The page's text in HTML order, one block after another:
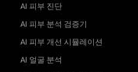
AI 피부 진단
AI 피부 분석 검증기
AI 피부 개선 시뮬레이션
AI 얼굴 분석